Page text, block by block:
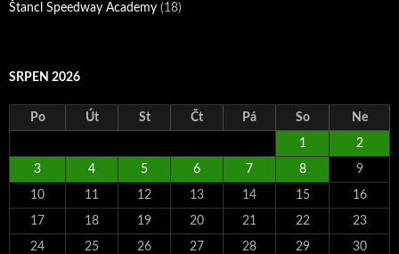
Štancl Speedway Academy (18)
SRPEN 2026
Po Út St Čt Pá So Ne
1 2
3 4 5 6 7 8 9
10 11 12 13 14 15 16
17 18 19 20 21 22 23
24 25 26 27 28 29 30